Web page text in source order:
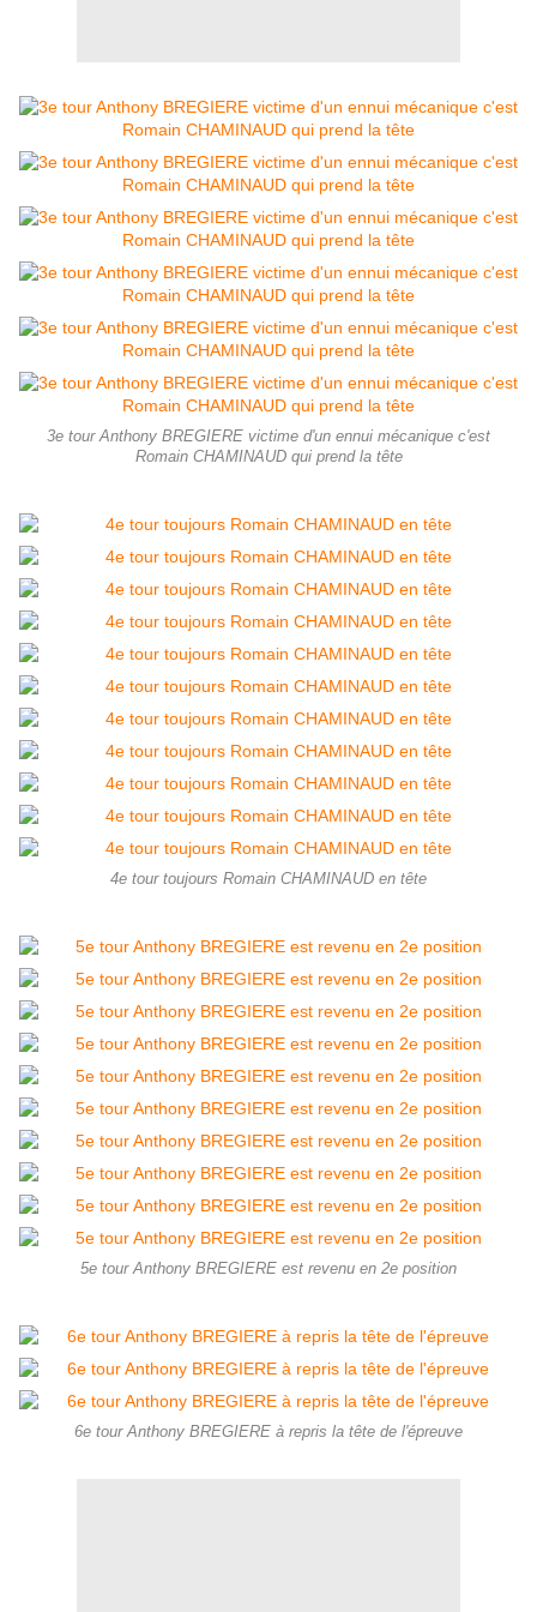
3e tour Anthony BREGIERE victime d'un ennui mécanique c'est
Romain CHAMINAUD qui prend la tête
4e tour toujours Romain CHAMINAUD en tête
5e tour Anthony BREGIERE est revenu en 2e position
6e tour Anthony BREGIERE à repris la tête de l'épreuve